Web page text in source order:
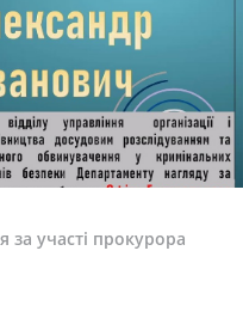
за участі прокурора